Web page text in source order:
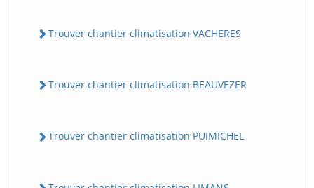
Trouver chantier climatisation VACHERES
Trouver chantier climatisation BEAUVEZER
Trouver chantier climatisation PUIMICHEL